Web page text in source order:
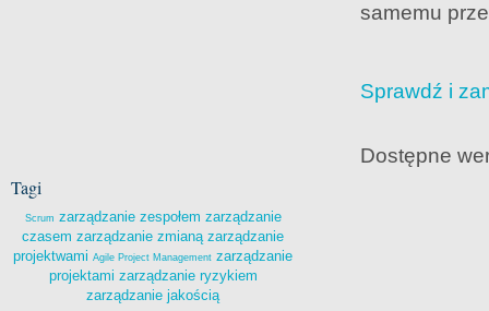
Tagi
Scrum zarządzanie zespołem zarządzanie
czasem zarządzanie zmianą zarządzanie
projektwami Agile Project Management zarządzanie
projektami zarządzanie ryzykiem
zarządzanie jakością
samemu
Sprawdź i
Dostępne